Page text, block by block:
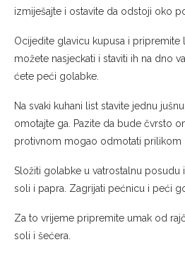
izmiješajte i ostavite da odstoji oko
Ocijedite glavicu kupusa i pripremite
možete nasjeckati i staviti ih na dno
ćete peći golabke.
Na svaki kuhani list stavite jednu
omotajte ga. Pazite da bude čvrsto
protivnom mogao odmotati prilikom
Složiti golabke u vatrostalnu posudu
soli i papra. Zagrijati pećnicu i peći
Za to vrijeme pripremite umak od
soli i šećera.